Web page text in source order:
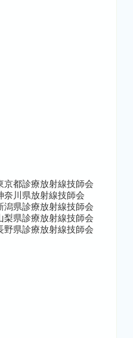
都診療放射線技師会
川県放射線技師会
県診療放射線技師会
県診療放射線技師会
県診療放射線技師会